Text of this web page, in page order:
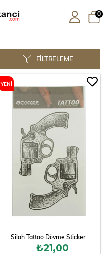
0
FILTRELEME
Silah Tattoo Dövme Sticker
₺21,00
YENI